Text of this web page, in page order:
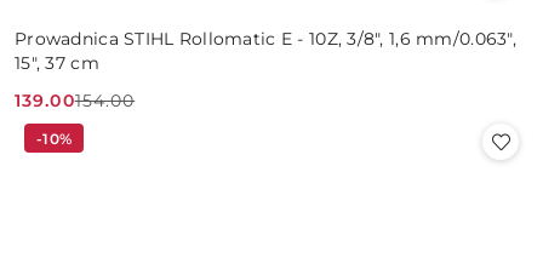
Prowadnica STIHL Rollomatic E - 10Z, 3/8", 1,6 mm/0.063",
15", 37 cm
Cena
promocyjna:
139.00
Cena
przed
154.00
-10%